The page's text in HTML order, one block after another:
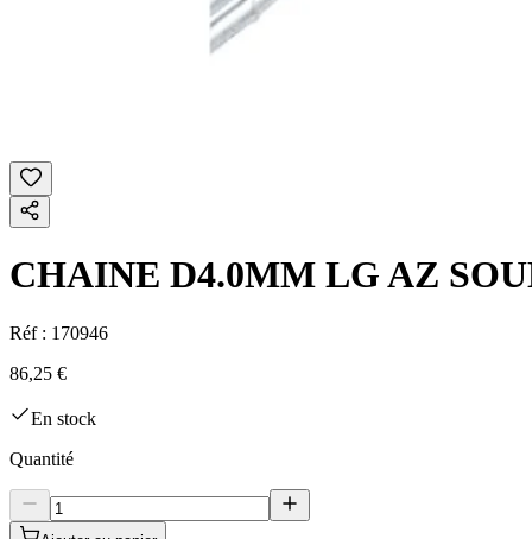
CHAINE D4.0MM LG AZ
Réf : 170946
86,25 €
En stock
Quantité